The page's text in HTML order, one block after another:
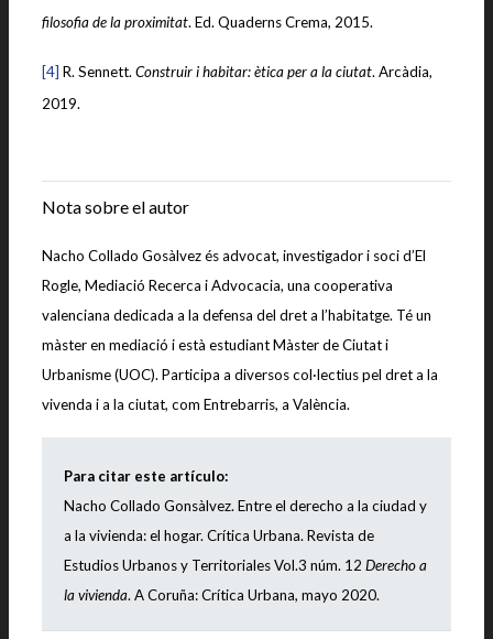
filosofia de la proximitat. Ed. Quaderns Crema, 2015.
[4] R. Sennett. Construir i habitar: ètica per a la ciutat. Arcàdia,
2019.
Nota sobre el autor
Nacho Collado Gosàlvez és advocat, investigador i soci d’El
Rogle, Mediació Recerca i Advocacia, una cooperativa
valenciana dedicada a la defensa del dret a l’habitatge. Té un
màster en mediació i està estudiant Màster de Ciutat i
Urbanisme (UOC). Participa a diversos col·lectius pel dret a la
vivenda i a la ciutat, com Entrebarris, a València.
Para citar este artículo:
Nacho Collado Gonsàlvez. Entre el derecho a la ciudad y
a la vivienda: el hogar. Crítica Urbana. Revista de
Estudios Urbanos y Territoriales Vol.3 núm. 12 Derecho a
la vivienda. A Coruña: Crítica Urbana, mayo 2020.